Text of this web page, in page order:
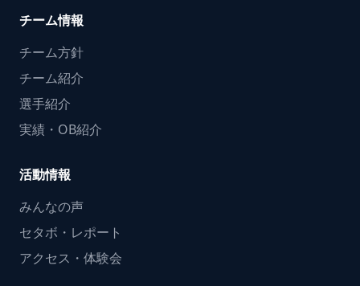
チーム情報
チーム方針
チーム紹介
選手紹介
実績・OB紹介
活動情報
みんなの声
セタボ・レポート
アクセス・体験会